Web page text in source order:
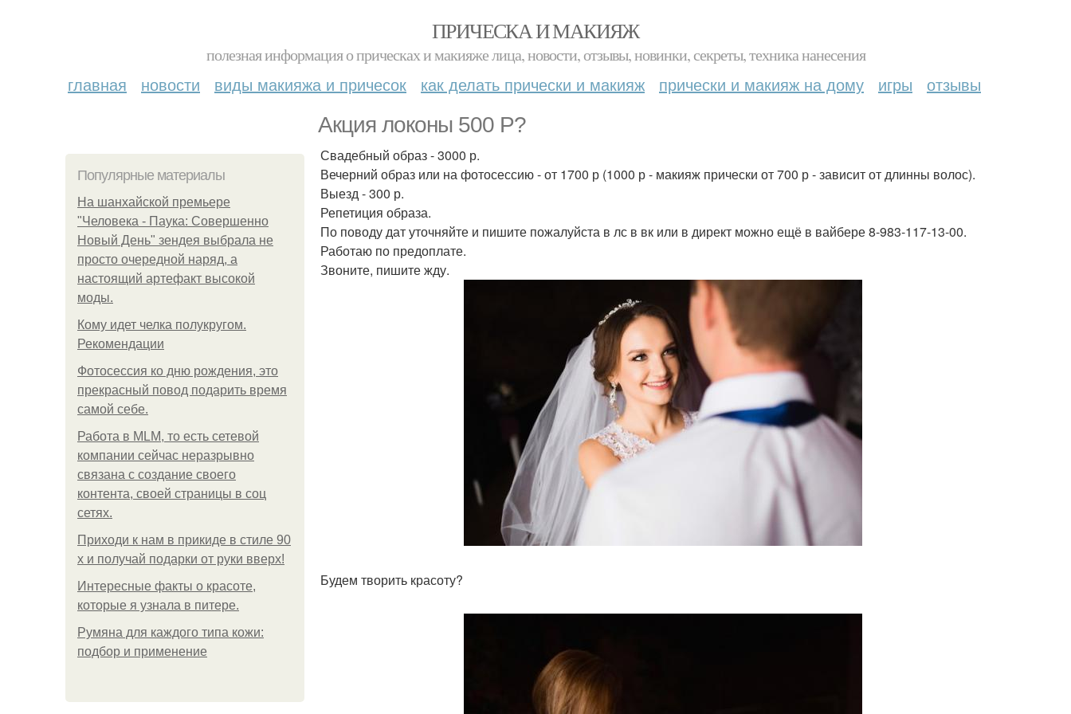
ПРИЧЕСКА И МАКИЯЖ
полезная информация о прическах и макияже лица, новости, отзывы, новинки, секреты, техника нанесения
главная новости виды макияжа и причесок как делать прически и макияж прически и макияж на дому игры отзывы
Акция локоны 500 Р?
Популярные материалы
На шанхайской премьере
"Человека - Паука: Совершенно
Новый День" зендея выбрала не
просто очередной наряд, а
настоящий артефакт высокой
моды.
Кому идет челка полукругом.
Рекомендации
Фотосессия ко дню рождения, это
прекрасный повод подарить время
самой себе.
Работа в MLM, то есть сетевой
компании сейчас неразрывно
связана с создание своего
контента, своей страницы в соц
сетях.
Приходи к нам в прикиде в стиле 90
х и получай подарки от руки вверх!
Интересные факты о красоте,
которые я узнала в питере.
Румяна для каждого типа кожи:
подбор и применение
Свадебный образ - 3000 р.
Вечерний образ или на фотосессию - от 1700 р (1000 р - макияж прически от 700 р - зависит от длинны волос).
Выезд - 300 р.
Репетиция образа.
По поводу дат уточняйте и пишите пожалуйста в лс в вк или в директ можно ещё в вайбере 8-983-117-13-00.
Работаю по предоплате.
Звоните, пишите жду.
Будем творить красоту?